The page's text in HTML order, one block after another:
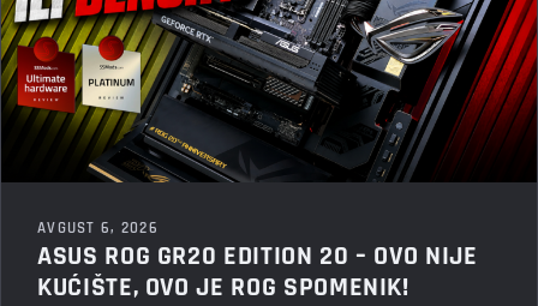
AVGUST 6, 2026
ASUS ROG GR20 EDITION 20 – OVO NIJE
KUĆIŠTE, OVO JE ROG SPOMENIK!